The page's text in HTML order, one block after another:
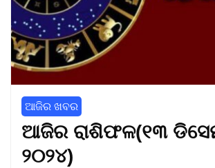
ଆଜିର ଖବର
ଆଜିର ରାଶିଫଳ(୧୩
୨୦୨୪)